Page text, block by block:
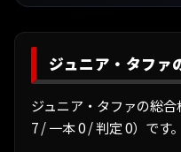
ジュニア・タファ
ジュニア・タファの総
7 / 一本 0 / 判定 0）です。